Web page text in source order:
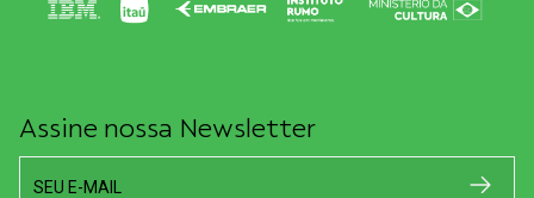
Assine nossa Newsletter
SEU E-MAIL